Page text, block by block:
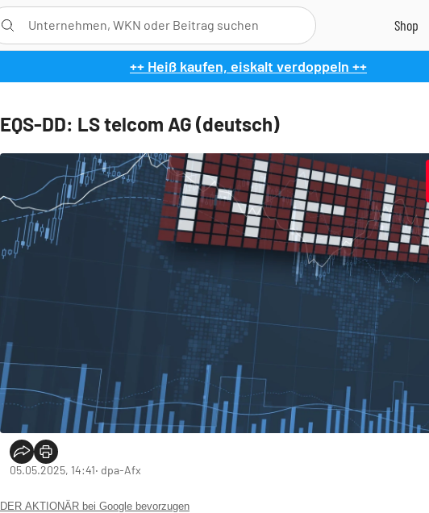
++ Heiß kaufen, eiskalt verdoppeln ++
EQS-DD: LS telcom AG (deutsch)
05.05.2025, 14:41‧ dpa-Afx
DER AKTIONÄR bei Google bevorzugen